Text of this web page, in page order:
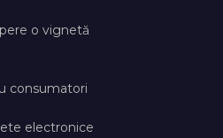
o vignetă
consumatori
electronice